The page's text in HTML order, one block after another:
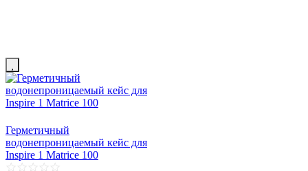
Герметичный
водонепроницаемый кейс для
Inspire 1 Matrice 100